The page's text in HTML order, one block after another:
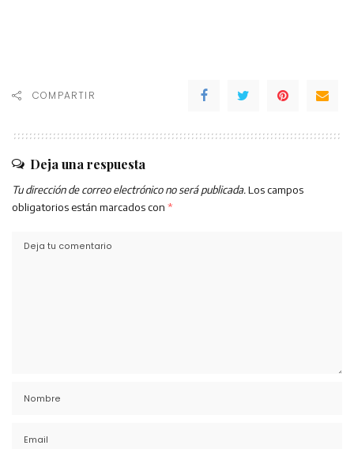
COMPARTIR
Deja una respuesta
Tu dirección de correo electrónico no será publicada. Los campos
obligatorios están marcados con *